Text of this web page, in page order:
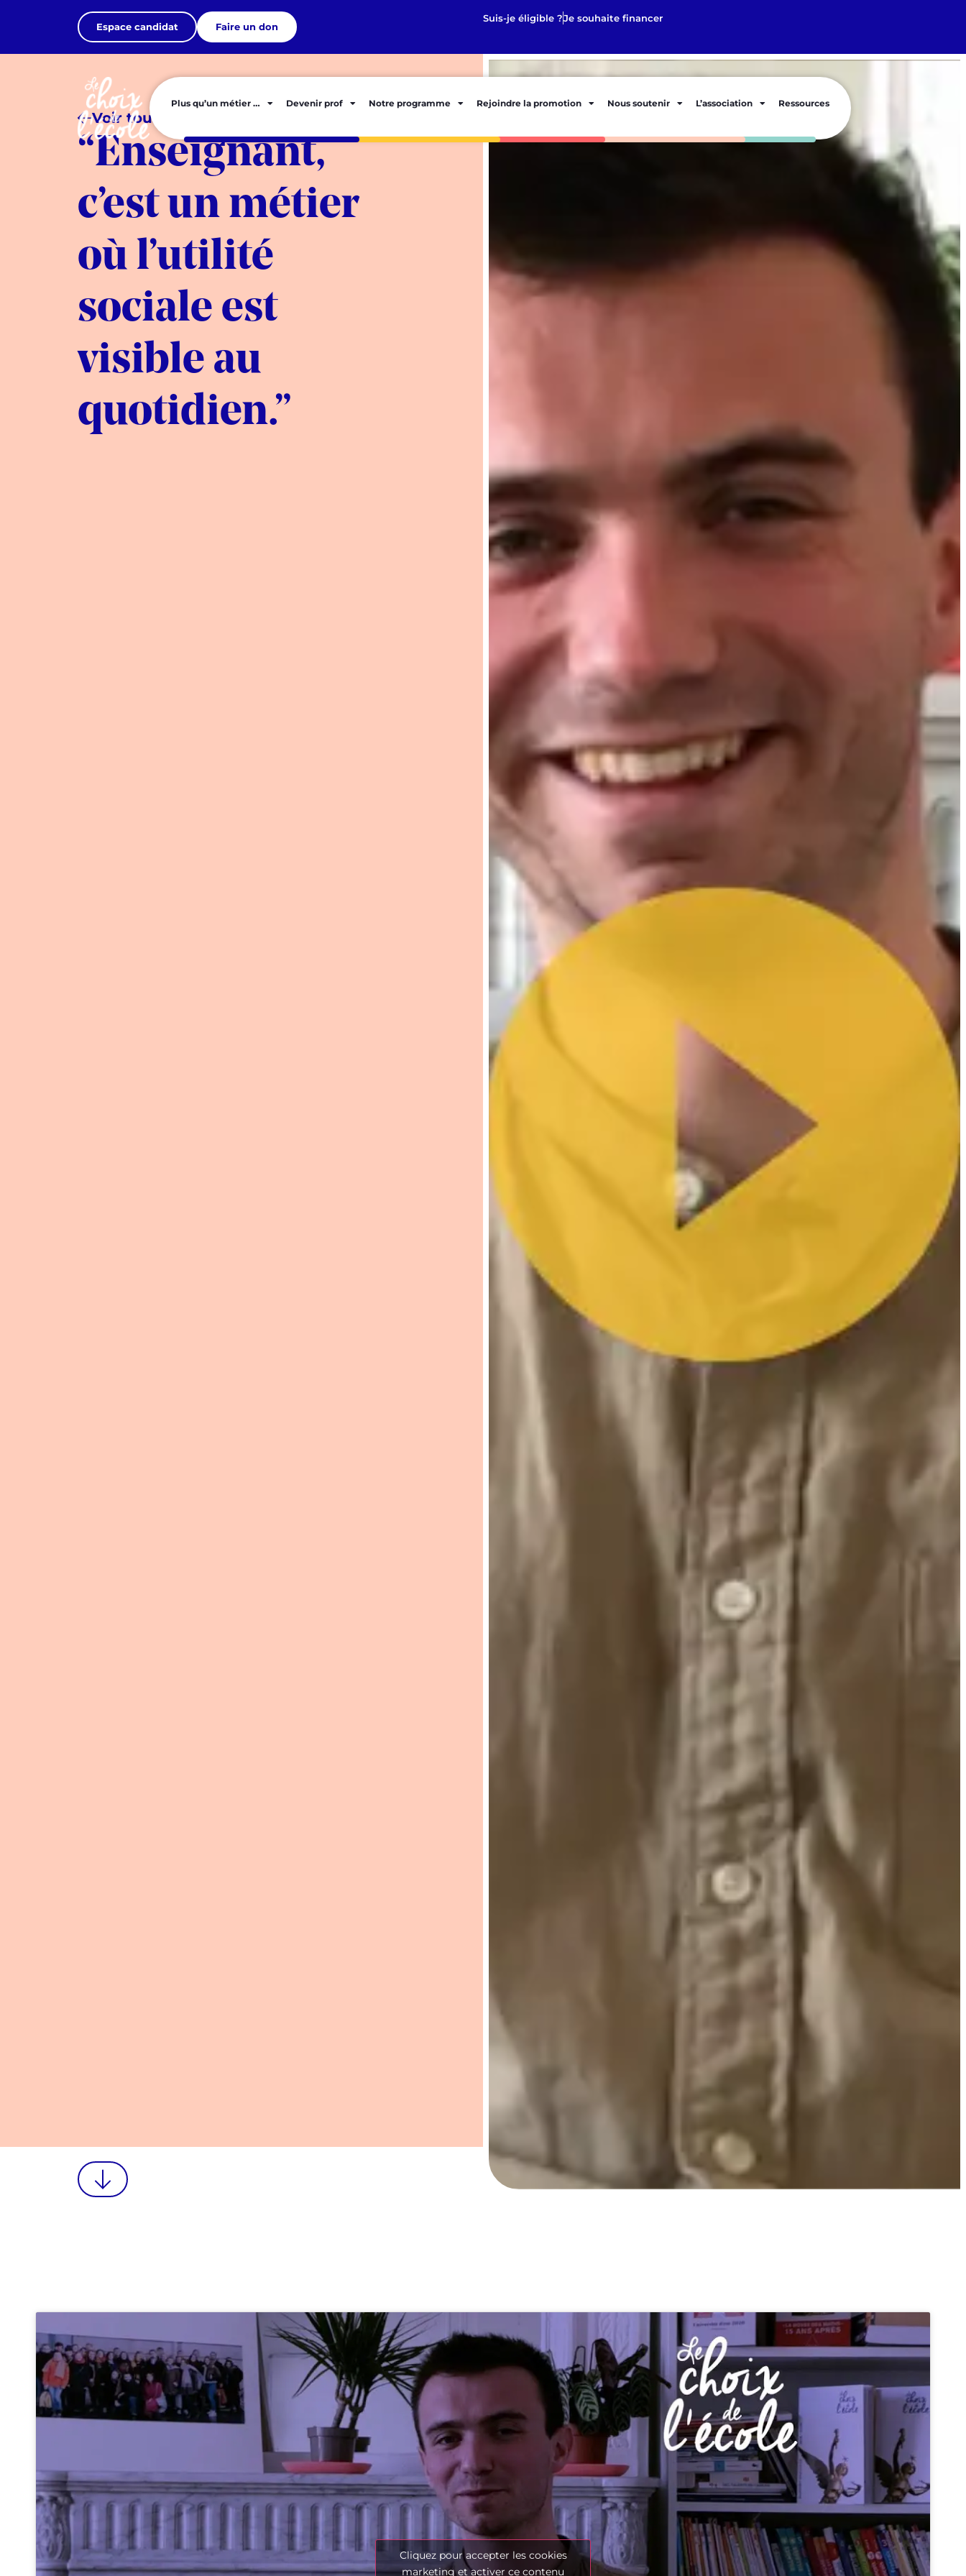
Espace candidat Faire un don
Suis-je éligible ?Je souhaite financer
Plus qu’un métier … Devenir prof Notre programme Rejoindre la promotion Nous soutenir L’association Ressources
Voir tous les articles
“Enseignant,
c’est un métier
où l’utilité
sociale est
visible au
quotidien.”
Cliquez pour accepter les cookies
marketing et activer ce contenu